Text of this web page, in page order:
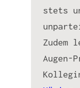
stets
Zudem